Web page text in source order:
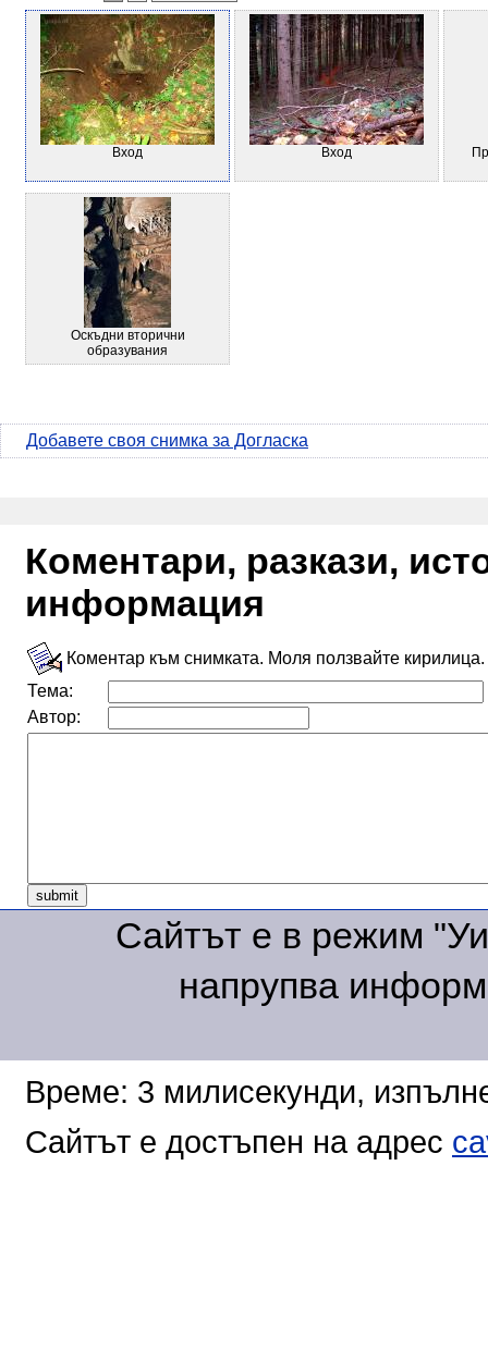
Вход Вход
Оскъдни вторични
образувания
Добавете своя снимка за Догласка
Коментари, разкази,
информация
Коментар към снимката. Моля ползвайте кирилица.
Тема:
Автор:
Сайтът е в режим
напрупва
Време: 3 милисекунди,
Сайтът е достъпен на адрес